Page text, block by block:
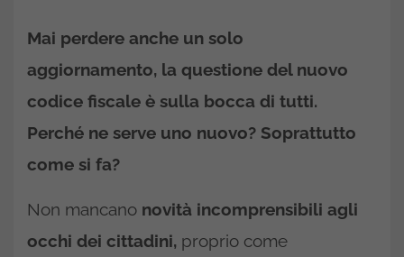
Mai perdere anche un solo
aggiornamento, la questione del nuovo
codice fiscale è sulla bocca di tutti.
Perché ne serve uno nuovo? Soprattutto
come si fa?
Non mancano novità incomprensibili agli
occhi dei cittadini, proprio come